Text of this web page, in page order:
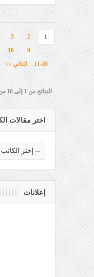
1
2
3
9
10
11-20
التالي >>
النتائج من 1 إلى 10 من إجمالي 1680
اختر مقالات
إعلانات